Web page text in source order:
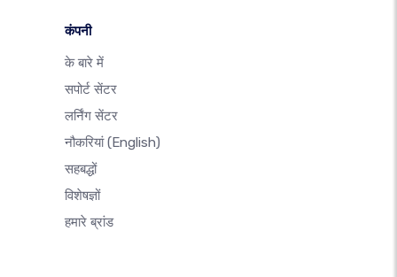
कंपनी
के बारे में
सपोर्ट सेंटर
लर्निंग सेंटर
नौकरियां(English)
सहबद्धों
विशेषज्ञों
हमारे ब्रांड